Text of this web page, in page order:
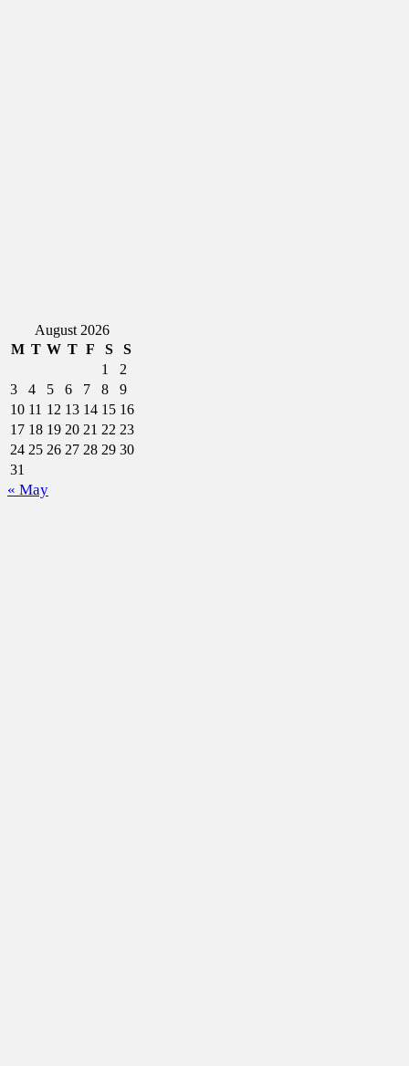
August 2026
M T W T F S
S
1
2
3
4 5 6 7 8
9
10 11 12 13 14 15 16
17 18 19 20 21 22 23
24 25 26 27 28 29 30
31
« May